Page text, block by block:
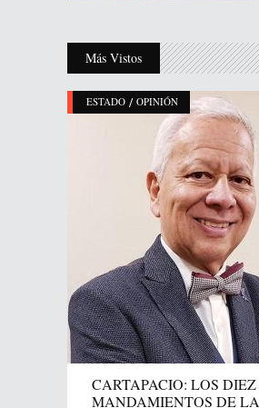
Más Vistos
ESTADO / OPINIÓN
CARTAPACIO: LOS DIEZ
MANDAMIENTOS DE LA